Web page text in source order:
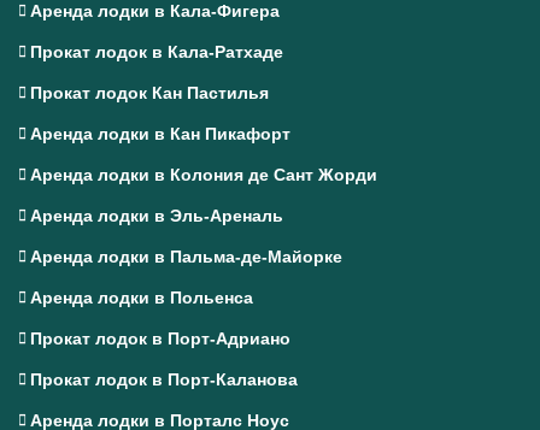
Аренда лодки в Кала-Фигера
Прокат лодок в Кала-Ратхаде
Прокат лодок Кан Пастилья
Аренда лодки в Кан Пикафорт
Аренда лодки в Колония де Сант Жорди
Аренда лодки в Эль-Ареналь
Аренда лодки в Пальма-де-Майорке
Аренда лодки в Польенса
Прокат лодок в Порт-Адриано
Прокат лодок в Порт-Каланова
Аренда лодки в Порталс Ноус